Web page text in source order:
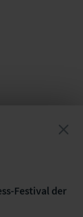
Festival der